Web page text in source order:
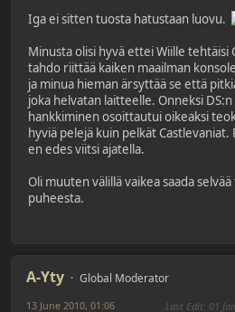
Iga ei sitten tuosta hatustaan luovu.
Minusta olisi hyvä ettei Wiille tehtäisi
tahdo riittää kaiken maailman
ja minua hieman ärsyttää se että
joka helvatan laitteelle. Onneksi DS:n
hankkiminen osoittautui oikeaksi
hyviä pelejä kuin pelkät Castlevaniat.
en edes viitsi ajatella.
Oli muuten välillä vaikea saada
puheesta.
A-Yty Global Moderator
13 June 2010, 01:06 Last Edit: 01